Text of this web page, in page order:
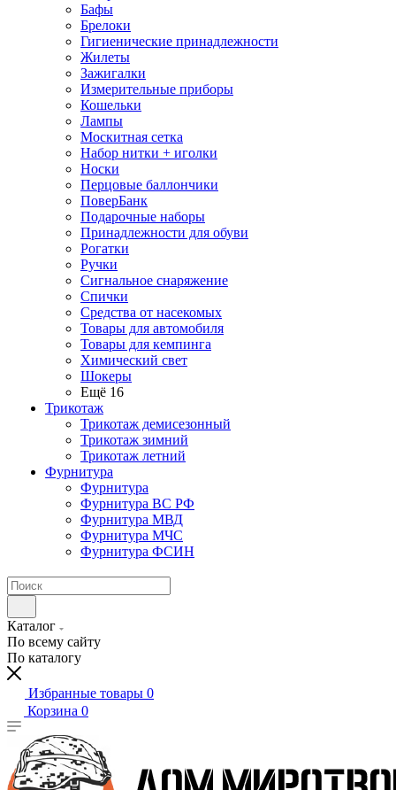
Бафы
Брелоки
Гигиенические принадлежности
Жилеты
Зажигалки
Измерительные приборы
Кошельки
Лампы
Москитная сетка
Набор нитки + иголки
Носки
Перцовые баллончики
ПоверБанк
Подарочные наборы
Принадлежности для обуви
Рогатки
Ручки
Сигнальное снаряжение
Спички
Средства от насекомых
Товары для автомобиля
Товары для кемпинга
Химический свет
Шокеры
Ещё 16
Трикотаж
Трикотаж демисезонный
Трикотаж зимний
Трикотаж летний
Фурнитура
Фурнитура
Фурнитура ВС РФ
Фурнитура МВД
Фурнитура МЧС
Фурнитура ФСИН
Каталог
По всему сайту
По каталогу
Избранные товары 0
Корзина 0